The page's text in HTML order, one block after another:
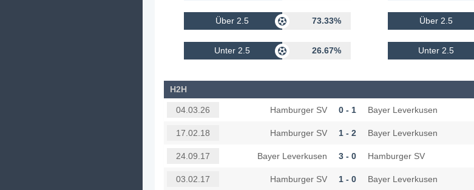
Über 2.5 73.33%
Unter 2.5 26.67%
Über 2.5
Unter 2.5
H2H
04.03.26 Hamburger SV 0 - 1 Bayer Leverkusen
17.02.18 Hamburger SV 1 - 2 Bayer Leverkusen
24.09.17 Bayer Leverkusen 3 - 0 Hamburger SV
03.02.17 Hamburger SV 1 - 0 Bayer Leverkusen